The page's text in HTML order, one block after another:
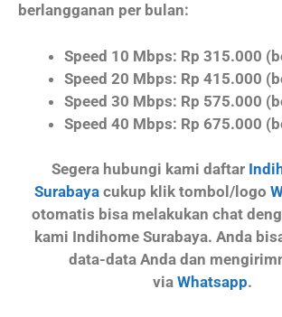
berlangganan per bulan:
Speed 10 Mbps: Rp 315.000
Speed 20 Mbps: Rp 415.000
Speed 30 Mbps: Rp 575.000
Speed 40 Mbps: Rp 675.000
Segera hubungi kami daftar
Surabaya cukup klik tombol/logo
otomatis bisa melakukan chat
kami Indihome Surabaya. Anda
data-data Anda dan
via Whatsapp.